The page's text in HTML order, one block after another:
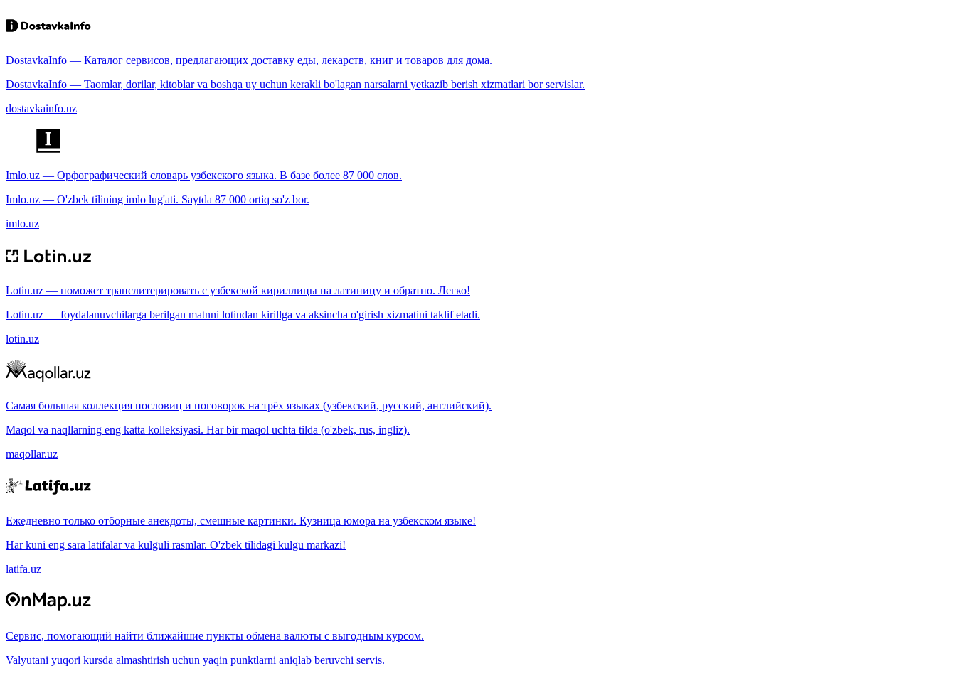
DostavkaInfo — Каталог сервисов, предлагающих доставку еды, лекарств, книг и товаров для дома.
DostavkaInfo — Taomlar, dorilar, kitoblar va boshqa uy uchun kerakli bo'lagan narsalarni yetkazib berish xizmatlari bor servislar.
dostavkainfo.uz
Imlo.uz — Орфографический словарь узбекского языка. В базе более 87 000 слов.
Imlo.uz — O'zbek tilining imlo lug'ati. Saytda 87 000 ortiq so'z bor.
imlo.uz
Lotin.uz — поможет транслитерировать с узбекской кириллицы на латиницу и обратно. Легко!
Lotin.uz — foydalanuvchilarga berilgan matnni lotindan kirillga va aksincha o'girish xizmatini taklif etadi.
lotin.uz
Самая большая коллекция пословиц и поговорок на трёх языках (узбекский, русский, английский).
Maqol va naqllarning eng katta kolleksiyasi. Har bir maqol uchta tilda (o'zbek, rus, ingliz).
maqollar.uz
Ежедневно только отборные анекдоты, смешные картинки. Кузница юмора на узбекском языке!
Har kuni eng sara latifalar va kulguli rasmlar. O'zbek tilidagi kulgu markazi!
latifa.uz
Сервис, помогающий найти ближайшие пункты обмена валюты с выгодным курсом.
Valyutani yuqori kursda almashtirish uchun yaqin punktlarni aniqlab beruvchi servis.